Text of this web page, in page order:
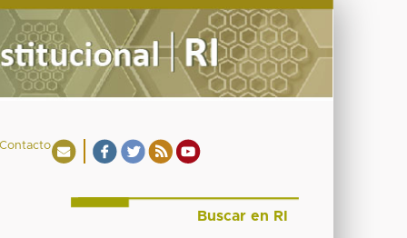
Contacto
Buscar en RI